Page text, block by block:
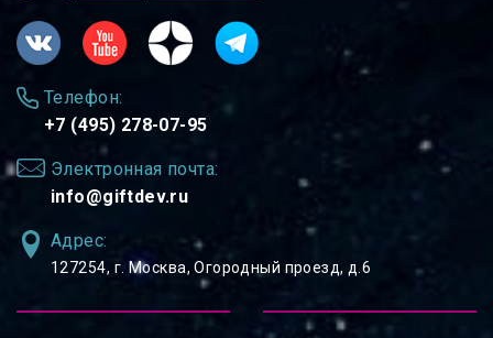
Телефон:
+7 (495) 278-07-95
Электронная почта:
info@giftdev.ru
Адрес:
127254, ⁠г. Москва, Огородный проезд, д.6